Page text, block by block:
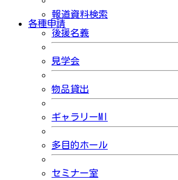
報道資料検索
各種申請
後援名義
見学会
物品貸出
ギャラリーMI
多目的ホール
セミナー室